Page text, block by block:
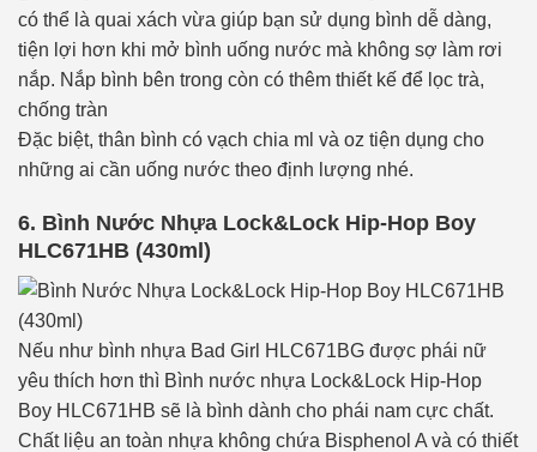
có thể là quai xách vừa giúp bạn sử dụng bình dễ dàng,
tiện lợi hơn khi mở bình uống nước mà không sợ làm rơi
nắp. Nắp bình bên trong còn có thêm thiết kế để lọc trà,
chống tràn
Đặc biệt, thân bình có vạch chia ml và oz tiện dụng cho
những ai cần uống nước theo định lượng nhé.
6. Bình Nước Nhựa Lock&Lock Hip-Hop Boy
HLC671HB (430ml)
Nếu như bình nhựa Bad Girl HLC671BG được phái nữ
yêu thích hơn thì Bình nước nhựa Lock&Lock Hip-Hop
Boy HLC671HB sẽ là bình dành cho phái nam cực chất.
Chất liệu an toàn nhựa không chứa Bisphenol A và có thiết